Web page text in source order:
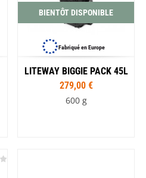
BIENTÔT DISPONIBLE
Fabriqué en Europe
LITEWAY BIGGIE PACK 45L
279,00 €
600 g